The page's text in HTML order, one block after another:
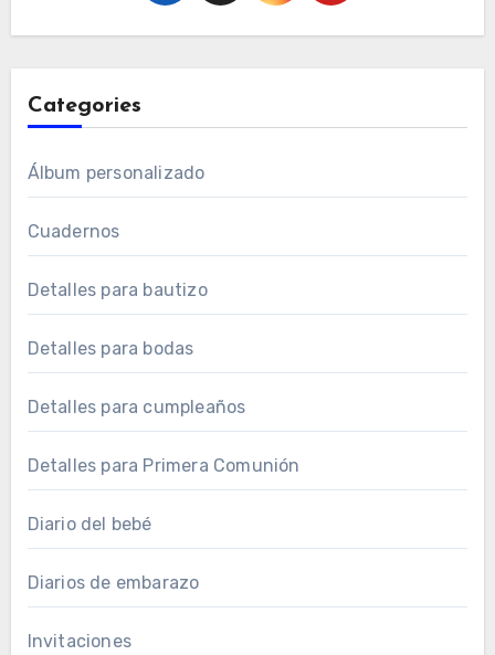
Categories
Álbum personalizado
Cuadernos
Detalles para bautizo
Detalles para bodas
Detalles para cumpleaños
Detalles para Primera Comunión
Diario del bebé
Diarios de embarazo
Invitaciones